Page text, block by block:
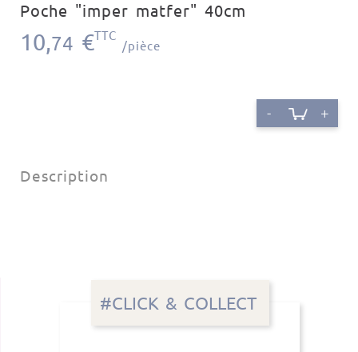
#CLICK & COLLECT
Poche "imper matfer" 40cm
10,74 €TTC
/pièce
- +
Description